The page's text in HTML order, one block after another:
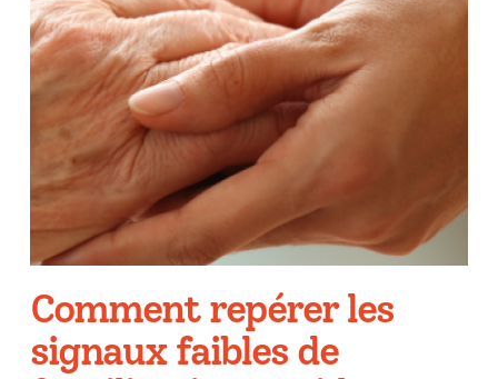
Comment repérer les
signaux faibles de